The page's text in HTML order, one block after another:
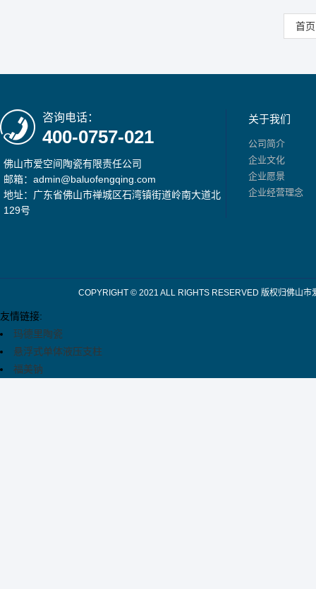
首页
咨询电话：
400-0757-021
佛山市爱空间陶瓷有限责任公司
邮箱：admin@baluofengqing.com
地址：广东省佛山市禅城区石湾镇街道岭南大道北
129号
关于我们
公司简介
企业文化
企业愿景
企业经营理念
COPYRIGHT © 2021 ALL RIGHTS RESERVED 版权归佛山
友情链接:
玛德里陶瓷
悬浮式单体液压支柱
福美钠